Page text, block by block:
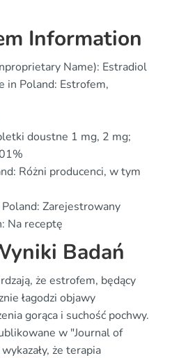
Information
Name): Estradiol
in Poland: Estrofem,
doustne 1 mg, 2 mg;
Różni producenci, w tym
Zarejestrowany
Na receptę
Badań
że estrofem, będący
łagodzi objawy
gorąca i suchość pochwy.
w "Journal of
że terapia